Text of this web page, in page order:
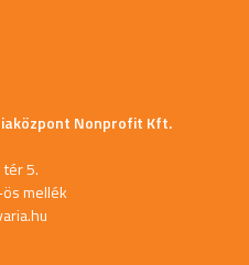
Nonprofit Kft.
tér 5.
mellék